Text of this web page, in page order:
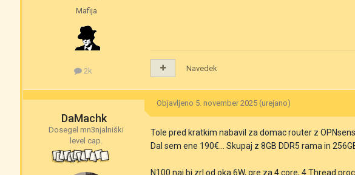
Mafija
2k Navedek
DaMachk
Dosegel mn3njalniški
level cap.
Objavljeno 5. november 2025 (urejano)
Tole pred kratkim nabavil za domac router z
Dal sem ene 190€... Skupaj z 8GB DDR5 rama in
N100 naj bi zrl od oka 6W, gre za 4 core, 4 Thread